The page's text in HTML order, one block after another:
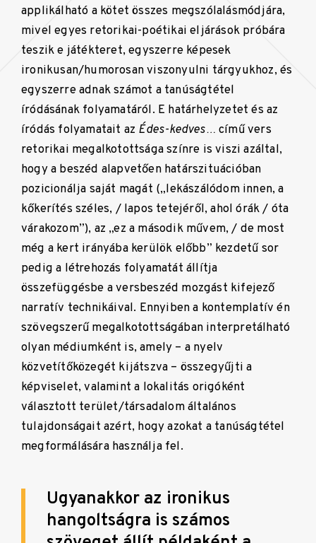
applikálható a kötet összes megszólalásmódjára,
mivel egyes retorikai-poétikai eljárások próbára
teszik e játékteret, egyszerre képesek
ironikusan/humorosan viszonyulni tárgyukhoz, és
egyszerre adnak számot a tanúságtétel
íródásának folyamatáról. E határhelyzetet és az
íródás folyamatait az Édes-kedves… című vers
retorikai megalkotottsága színre is viszi azáltal,
hogy a beszéd alapvetően határszituációban
pozicionálja saját magát („lekászálódom innen, a
kőkerítés széles, / lapos tetejéről, ahol órák / óta
várakozom”), az „ez a második művem, / de most
még a kert irányába kerülök előbb” kezdetű sor
pedig a létrehozás folyamatát állítja
összefüggésbe a versbeszéd mozgást kifejező
narratív technikáival. Ennyiben a kontemplatív én
szövegszerű megalkotottságában interpretálható
olyan médiumként is, amely – a nyelv
közvetítőközegét kijátszva – összegyűjti a
képviselet, valamint a lokalitás origóként
választott terület/társadalom általános
tulajdonságait azért, hogy azokat a tanúságtétel
megformálására használja fel.
Ugyanakkor az ironikus
hangoltságra is számos